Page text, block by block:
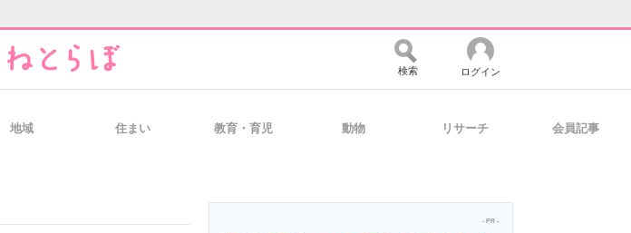
検索 ログイン
地域 住まい 教育・育児 動物 リサーチ 会員記事
- PR -